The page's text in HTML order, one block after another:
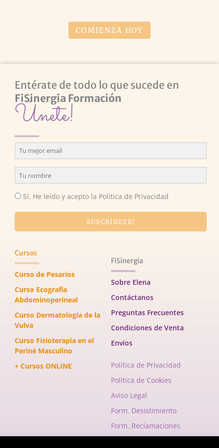
COMIENZA HOY
Entérate de todo lo que sucede en
FiSinergia Formación
Únete!
Sí. He leído y acepto la Política de Privacidad
SUSCRÍBETE!
Cursos
Curso de Pesarios
Curso Ecografía
Abdominoperineal
Curso Dermatología de la
Vulva
Curso Fisioterapia en el
Periné Masculino
+ Cursos ONLINE
FiSinergia
Sobre Elena
Contáctanos
Preguntas Frecuentes
Condiciones de Venta
Envíos
Política de Privacidad
Política de Cookies
Aviso Legal
Form. Desistimiento
Form. Reclamaciones